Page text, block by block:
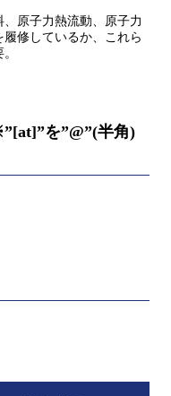
原子力熱流動、原子力
修しているか、これら
を”@”(半角)